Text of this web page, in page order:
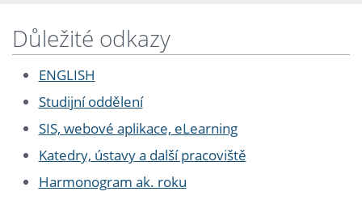
Důležité odkazy
ENGLISH
Studijní oddělení
SIS, webové aplikace, eLearning
Katedry, ústavy a další pracoviště
Harmonogram ak. roku